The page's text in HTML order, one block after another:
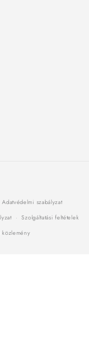
Adatvédelmi szabályzat
Szolgáltatási feltételek
közlemény